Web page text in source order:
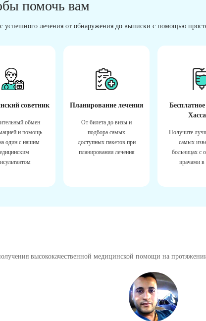
помочь вам
успешного лечения от обнаружения до выписки с помощью
советник
обмен
и помощь
один с нашим
Планирование лечения
От билета до визы и
подбора самых
доступных пакетов при
планировании лечения
Получите
самых
больницах с
врачами в
высококачественной медицинской помощи на